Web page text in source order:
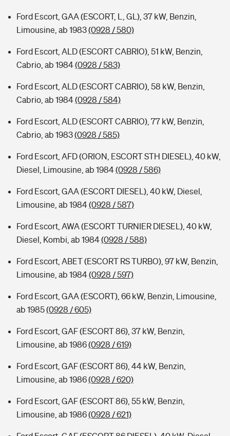
Ford Escort, GAA (ESCORT, L, GL), 37 kW, Benzin,
Limousine, ab 1983(0928 / 580)
Ford Escort, ALD (ESCORT CABRIO), 51 kW, Benzin,
Cabrio, ab 1984(0928 / 583)
Ford Escort, ALD (ESCORT CABRIO), 58 kW, Benzin,
Cabrio, ab 1984(0928 / 584)
Ford Escort, ALD (ESCORT CABRIO), 77 kW, Benzin,
Cabrio, ab 1983(0928 / 585)
Ford Escort, AFD (ORION, ESCORT STH DIESEL), 40 kW,
Diesel, Limousine, ab 1984(0928 / 586)
Ford Escort, GAA (ESCORT DIESEL), 40 kW, Diesel,
Limousine, ab 1984(0928 / 587)
Ford Escort, AWA (ESCORT TURNIER DIESEL), 40 kW,
Diesel, Kombi, ab 1984(0928 / 588)
Ford Escort, ABET (ESCORT RS TURBO), 97 kW, Benzin,
Limousine, ab 1984(0928 / 597)
Ford Escort, GAA (ESCORT), 66 kW, Benzin, Limousine,
ab 1985(0928 / 605)
Ford Escort, GAF (ESCORT 86), 37 kW, Benzin,
Limousine, ab 1986(0928 / 619)
Ford Escort, GAF (ESCORT 86), 44 kW, Benzin,
Limousine, ab 1986(0928 / 620)
Ford Escort, GAF (ESCORT 86), 55 kW, Benzin,
Limousine, ab 1986(0928 / 621)